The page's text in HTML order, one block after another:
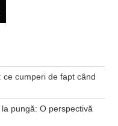
ce cumperi de fapt când
pungă: O perspectivă